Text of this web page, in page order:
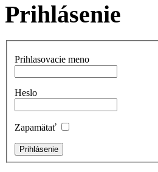
Prihlásenie
Prihlasovacie meno
Heslo
Zapamätať